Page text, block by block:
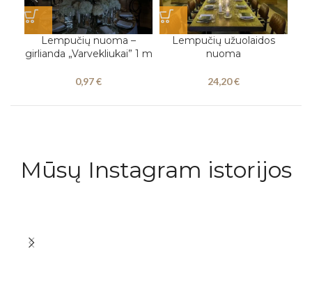
Lempučių nuoma –
girlianda „Varvekliukai” 1 m
0,97€
Lempučių užuolaidos
nuoma
24,20€
Mūsų Instagram istorijos